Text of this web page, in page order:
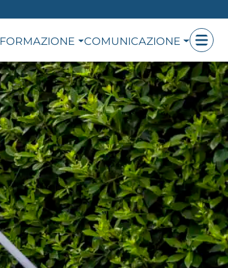
FORMAZIONE COMUNICAZIONE